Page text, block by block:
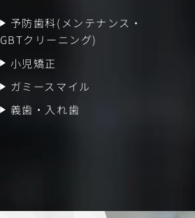
予防歯科(メンテナンス・
GBTクリーニング)
小児矯正
ガミースマイル
義歯・入れ歯